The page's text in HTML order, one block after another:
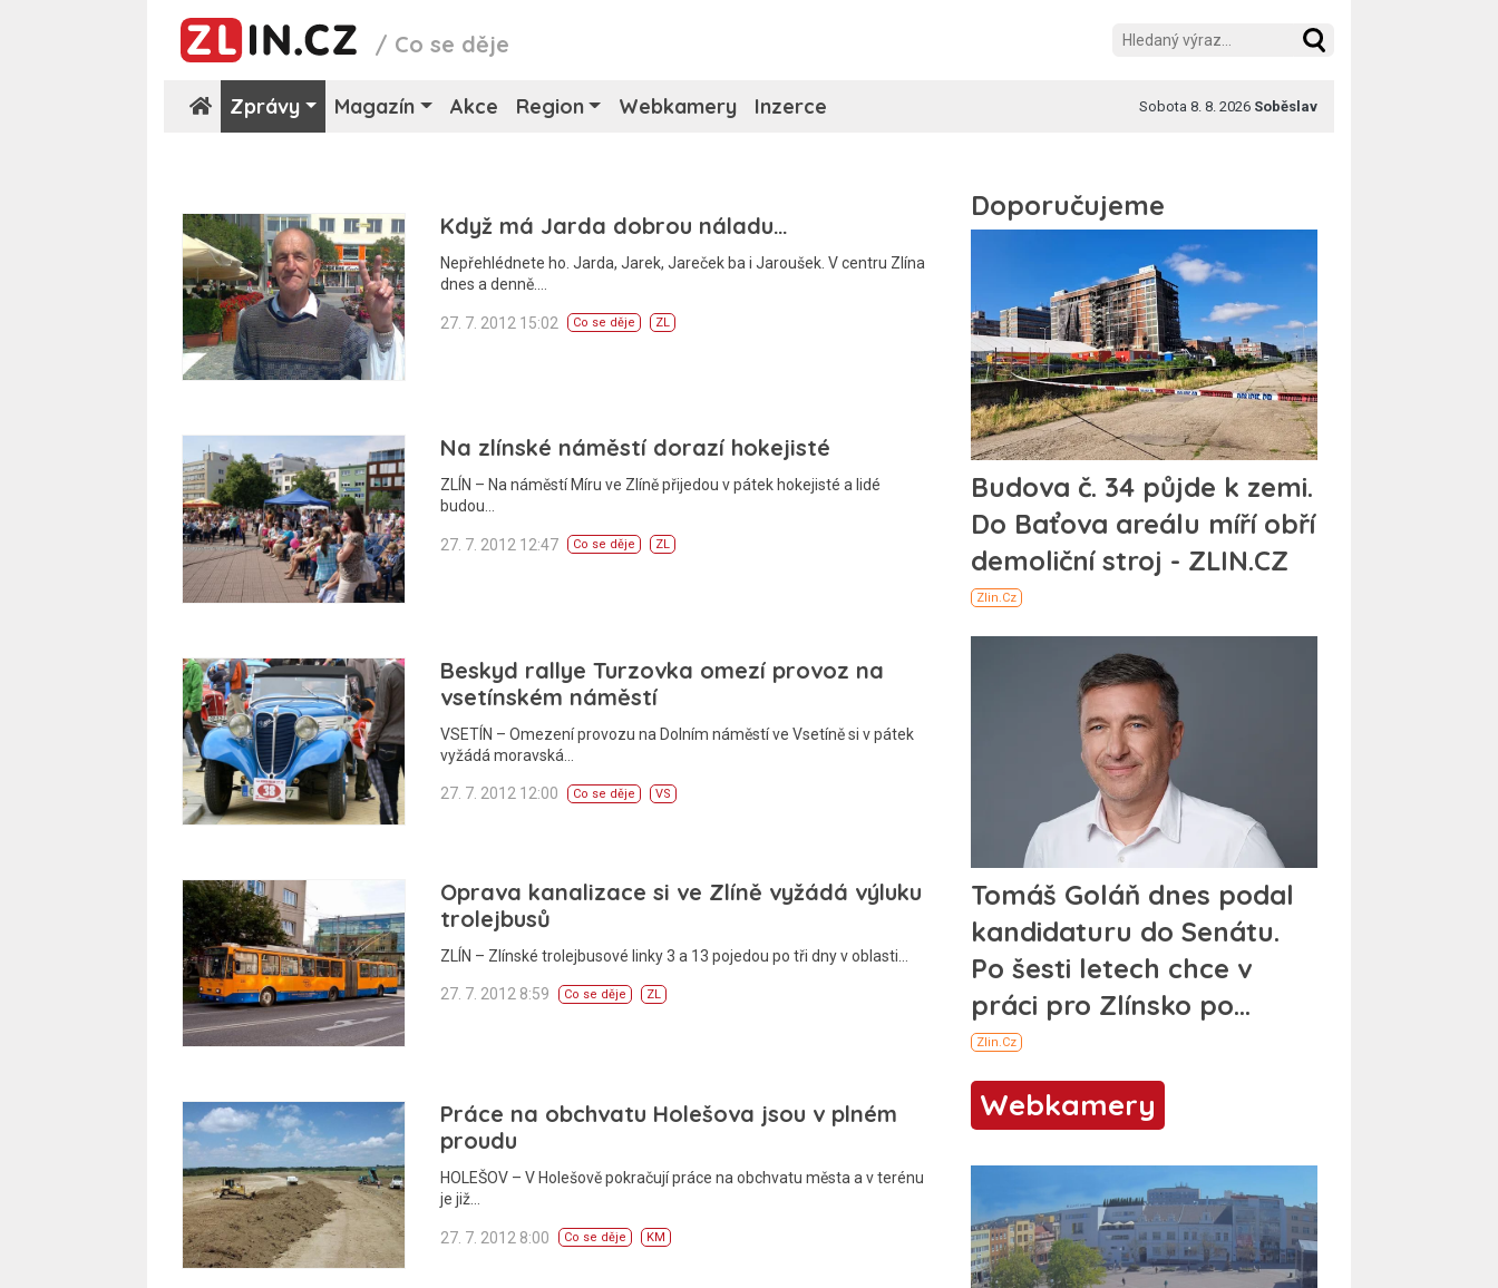
/ Co se děje
Zprávy Magazín Akce Region Webkamery Inzerce Sobota 8. 8. 2026 Soběslav
Když má Jarda dobrou náladu…
Nepřehlédnete ho. Jarda, Jarek, Jareček ba i Jaroušek. V centru Zlína
dnes a denně.…
27. 7. 2012 15:02 Co se děje ZL
Na zlínské náměstí dorazí hokejisté
ZLÍN – Na náměstí Míru ve Zlíně přijedou v pátek hokejisté a lidé
budou…
27. 7. 2012 12:47 Co se děje ZL
Beskyd rallye Turzovka omezí provoz na
vsetínském náměstí
VSETÍN – Omezení provozu na Dolním náměstí ve Vsetíně si v pátek
vyžádá moravská…
27. 7. 2012 12:00 Co se děje VS
Oprava kanalizace si ve Zlíně vyžádá výluku
trolejbusů
ZLÍN – Zlínské trolejbusové linky 3 a 13 pojedou po tři dny v oblasti…
27. 7. 2012 8:59 Co se děje ZL
Práce na obchvatu Holešova jsou v plném
proudu
HOLEŠOV – V Holešově pokračují práce na obchvatu města a v terénu
je již…
27. 7. 2012 8:00 Co se děje KM
Webkamery